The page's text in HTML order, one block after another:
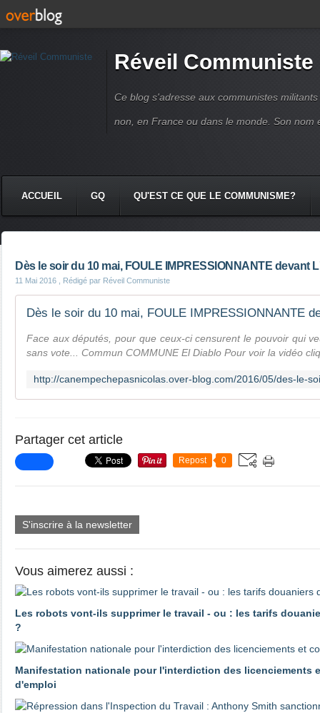
Réveil Communiste
Ce blog s'adresse aux communistes
non, en France ou dans le monde. Son nom
ACCUEIL GQ QU'EST CE QUE LE COMMUNISME?
Dès le soir du 10 mai, FOULE IMPRESSIONNANTE devant
11 Mai 2016 , Rédigé par Réveil Communiste
Face aux députés, pour que ceux-ci censurent le pouvoir qui
sans vote... Commun COMMUNE El Diablo Pour voir la vidéo
Partager cet article
Repost 0
S'inscrire à la newsletter
Vous aimerez aussi :
Les robots vont-ils supprimer le travail - ou : les tarifs
?
Manifestation nationale pour l'interdiction des licenciements
d'emploi